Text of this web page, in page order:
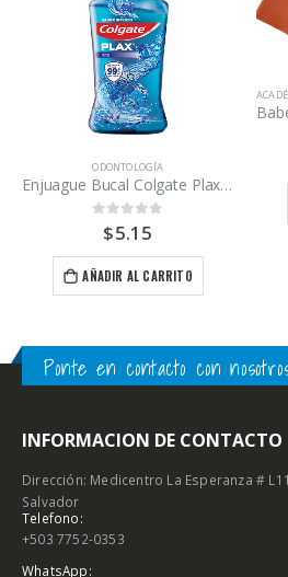
ODONTOLOGÍA
Enjuague Bucal Colgate Plax Ice 250ml
out of 5
$5.15
AÑADIR AL CARRITO
Ponte en contacto con
INFORMACION DE CONTACTO
Dirección: Medicentro La Esperanza #
Salvador
Telefono:
+503 7752-0353
WhatsApp: